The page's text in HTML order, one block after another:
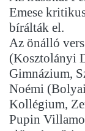
Emese
bírálták el.
Az önálló
(Kosztolányi
Gimnázium,
Noémi
Kollégium,
Pupin